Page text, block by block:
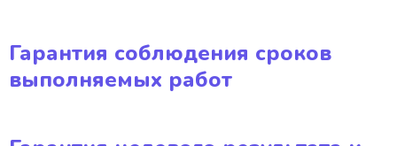
Гарантия соблюдения сроков
выполняемых работ